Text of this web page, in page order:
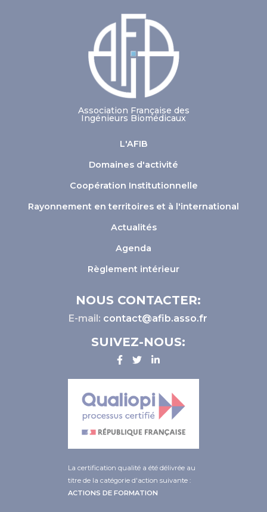
Association Française des
Ingénieurs Biomédicaux
L'AFIB
Domaines d'activité
Coopération Institutionnelle
Rayonnement en territoires et à l'international
Actualités
Agenda
Règlement intérieur
NOUS CONTACTER:
E-mail: contact@afib.asso.fr
SUIVEZ-NOUS:
La certification qualité a été délivrée au
titre de la catégorie d'action suivante :
ACTIONS DE FORMATION